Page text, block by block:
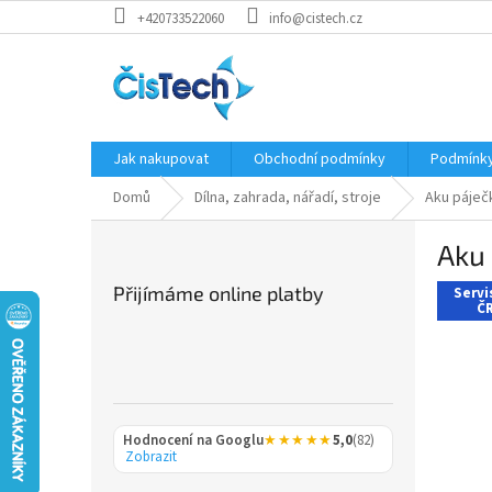
na
+420733522060 info@cistech.cz
Jak nakupovat Obchodní podmínky
Domů
Dílna, zahrada, nářadí, stroje Aku
Přijímáme online platby
Hodnocení na Googlu★★★★★5,0(82)
Zobrazit